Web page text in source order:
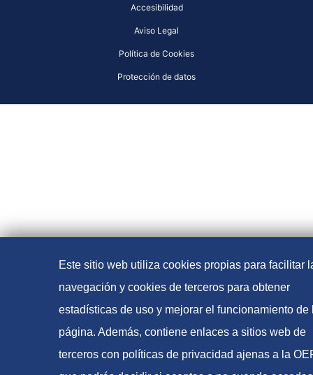
Accesibilidad
Aviso Legal
Política de Cookies
Protección de datos
Este sitio web utiliza cookies propias para facilitar
navegación y cookies de terceros para obtener
estadísticas de uso y mejorar el funcionamiento de
página. Además, contiene enlaces a sitios web de
terceros con políticas de privacidad ajenas a la